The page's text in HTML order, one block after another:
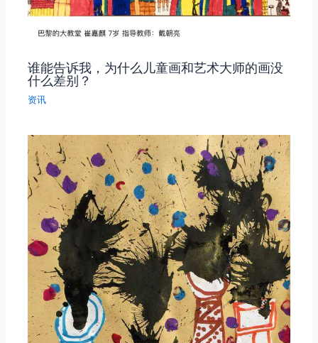
谁能告诉我，为什么儿童画和艺术大师的画没
什么差别？
资讯